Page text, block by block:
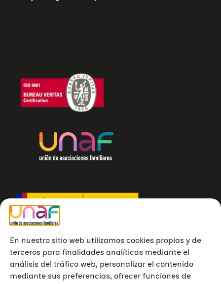
En nuestro sitio web utilizamos cookies propias y de
terceros para finalidades analíticas mediante el
análisis del tráfico web, personalizar el contenido
mediante sus preferencias, ofrecer funciones de